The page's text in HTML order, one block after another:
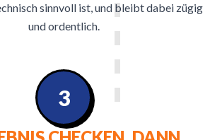
sinnvoll ist, und bleibt dabei zügig
und ordentlich.
3